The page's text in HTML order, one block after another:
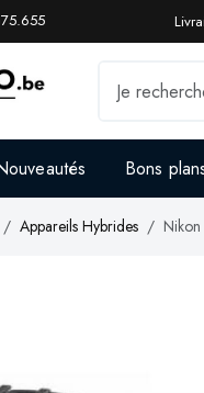
Bons
Appareils Hybrides